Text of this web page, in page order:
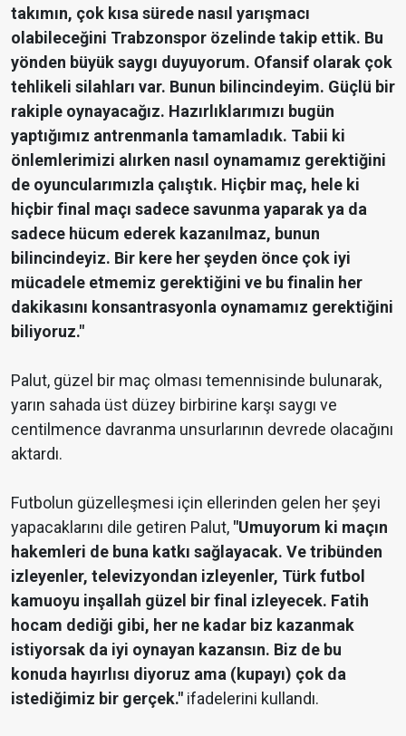
takımın, çok kısa sürede nasıl yarışmacı
olabileceğini Trabzonspor özelinde takip ettik. Bu
yönden büyük saygı duyuyorum. Ofansif olarak çok
tehlikeli silahları var. Bunun bilincindeyim. Güçlü bir
rakiple oynayacağız. Hazırlıklarımızı bugün
yaptığımız antrenmanla tamamladık. Tabii ki
önlemlerimizi alırken nasıl oynamamız gerektiğini
de oyuncularımızla çalıştık. Hiçbir maç, hele ki
hiçbir final maçı sadece savunma yaparak ya da
sadece hücum ederek kazanılmaz, bunun
bilincindeyiz. Bir kere her şeyden önce çok iyi
mücadele etmemiz gerektiğini ve bu finalin her
dakikasını konsantrasyonla oynamamız gerektiğini
biliyoruz."
Palut, güzel bir maç olması temennisinde bulunarak,
yarın sahada üst düzey birbirine karşı saygı ve
centilmence davranma unsurlarının devrede olacağını
aktardı.
Futbolun güzelleşmesi için ellerinden gelen her şeyi
yapacaklarını dile getiren Palut, "Umuyorum ki maçın
hakemleri de buna katkı sağlayacak. Ve tribünden
izleyenler, televizyondan izleyenler, Türk futbol
kamuoyu inşallah güzel bir final izleyecek. Fatih
hocam dediği gibi, her ne kadar biz kazanmak
istiyorsak da iyi oynayan kazansın. Biz de bu
konuda hayırlısı diyoruz ama (kupayı) çok da
istediğimiz bir gerçek." ifadelerini kullandı.